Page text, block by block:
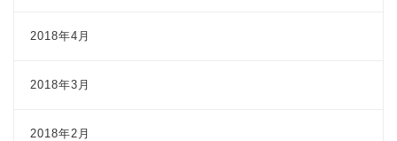
2018年4月
2018年3月
2018年2月